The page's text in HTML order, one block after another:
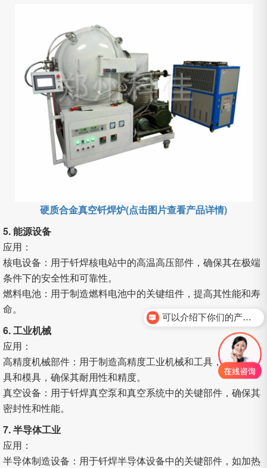
硬质合金真空钎焊炉(点击图片查看产品详情)
5. 能源设备
应用：
核电设备：用于钎焊核电站中的高温高压部件，确保其在极端
条件下的安全性和可靠性。
燃料电池：用于制造燃料电池中的关键组件，提高其性能和寿
命。
6. 工业机械
应用：
高精度机械部件：用于制造高精度工业机械和工具，如切削工
具和模具，确保其耐用性和精度。
真空设备：用于钎焊真空泵和真空系统中的关键部件，确保其
密封性和性能。
7. 半导体工业
应用：
半导体制造设备：用于钎焊半导体设备中的关键部件，如加热
可以介绍下你们的产品么？